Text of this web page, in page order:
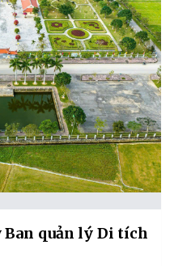
Ban quản lý Di tích